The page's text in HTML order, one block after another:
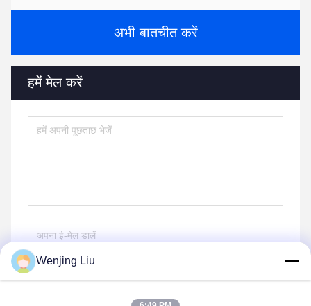
अभी बातचीत करें
हमें मेल करें
Wenjing Liu